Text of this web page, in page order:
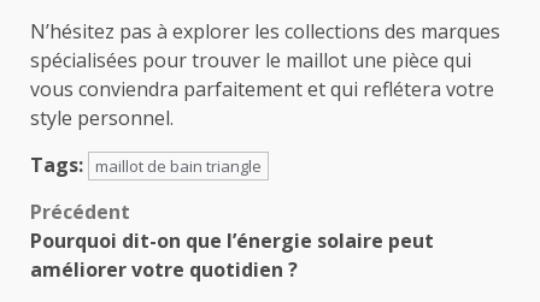
N’hésitez pas à explorer les collections des marques
spécialisées pour trouver le maillot une pièce qui
vous conviendra parfaitement et qui reflétera votre
style personnel.
Tags:
maillot de bain triangle
Navigation
d’article
Précédent
Pourquoi dit-on que l’énergie solaire peut
améliorer votre quotidien ?